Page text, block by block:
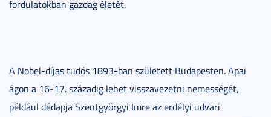
fordulatokban gazdag életét.
A Nobel-díjas tudós 1893-ban született Budapesten. Apai
ágon a 16-17. századig lehet visszavezetni nemességét,
például dédapja Szentgyörgyi Imre az erdélyi udvari